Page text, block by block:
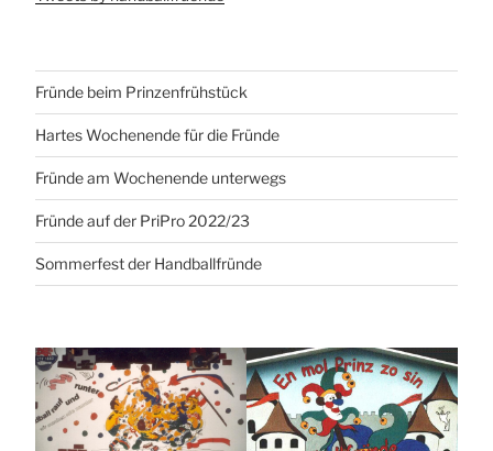
Fründe beim Prinzenfrühstück
Hartes Wochenende für die Fründe
Fründe am Wochenende unterwegs
Fründe auf der PriPro 2022/23
Sommerfest der Handballfründe